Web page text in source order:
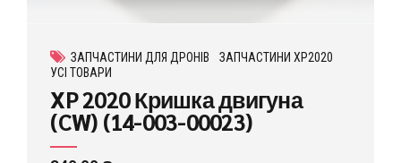
ЗАПЧАСТИНИ ДЛЯ ДРОНІВ
ЗАПЧАСТИНИ XP2020
УСІ ТОВАРИ
XP 2020 Кришка двигуна
(CW) (14-003-00023)